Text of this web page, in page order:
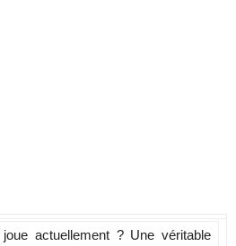
actuellement ? Une véritable